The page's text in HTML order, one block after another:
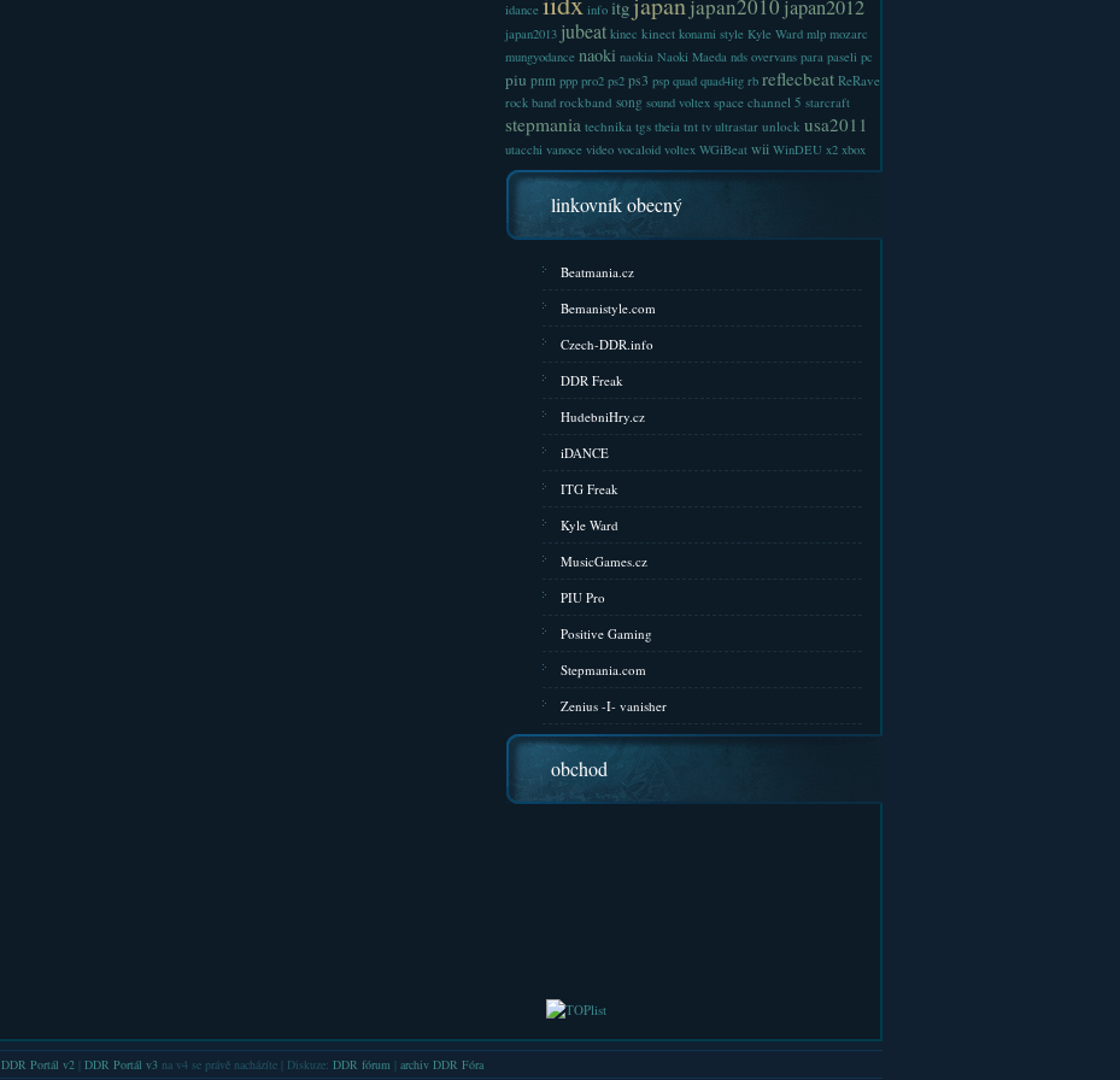
idance
info itg japan2010 japan2012
japan2013 jubeat kinec kinect konami style Kyle Ward mlp mozarc
mungyodance naoki naokia Naoki Maeda nds overvans para paseli pc
piu pnm ppp pro2 ps2 ps3 psp quad quad4itg rb reflecbeat ReRave
rock band rockband song sound voltex space channel 5 starcraft
stepmania technika tgs theia tnt tv ultrastar unlock usa2011
utacchi vanoce video vocaloid voltex WGiBeat wii WinDEU x2 xbox
linkovník obecný
Beatmania.cz
Bemanistyle.com
Czech-DDR.info
DDR Freak
HudebniHry.cz
iDANCE
ITG Freak
Kyle Ward
MusicGames.cz
PIU Pro
Positive Gaming
Stepmania.com
Zenius -I- vanisher
obchod
DDR Portál v2| DDR Portál v3na v4 se právě nacházíte | Diskuze: DDR fórum archiv DDR Fóra